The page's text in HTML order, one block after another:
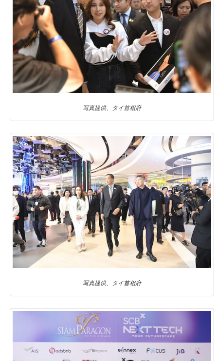
写真提供、タイ首相府
写真提供、タイ首相府